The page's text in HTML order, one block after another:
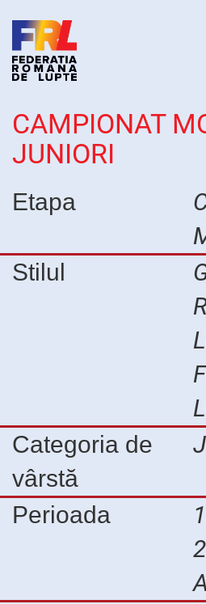
CAMPIONAT
JUNIORI
Etapa
Stilul
Categoria de
vârstă
Perioada